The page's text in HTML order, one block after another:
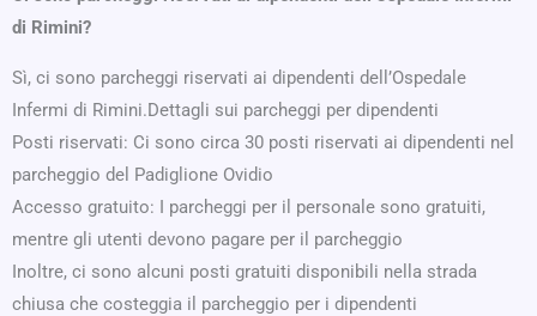
di Rimini?
Sì, ci sono parcheggi riservati ai dipendenti dell’Ospedale
Infermi di Rimini.Dettagli sui parcheggi per dipendenti
Posti riservati: Ci sono circa 30 posti riservati ai dipendenti nel
parcheggio del Padiglione Ovidio
Accesso gratuito: I parcheggi per il personale sono gratuiti,
mentre gli utenti devono pagare per il parcheggio
Inoltre, ci sono alcuni posti gratuiti disponibili nella strada
chiusa che costeggia il parcheggio per i dipendenti